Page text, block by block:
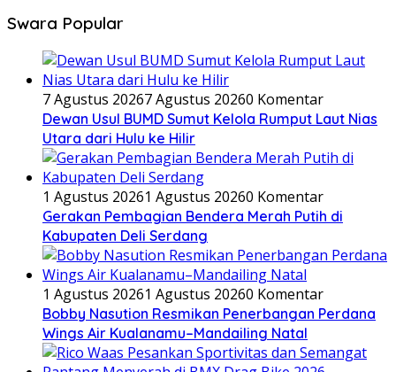
Swara Popular
7 Agustus 20267 Agustus 20260 Komentar
Dewan Usul BUMD Sumut Kelola Rumput Laut Nias
Utara dari Hulu ke Hilir
1 Agustus 20261 Agustus 20260 Komentar
Gerakan Pembagian Bendera Merah Putih di
Kabupaten Deli Serdang
1 Agustus 20261 Agustus 20260 Komentar
Bobby Nasution Resmikan Penerbangan Perdana
Wings Air Kualanamu–Mandailing Natal